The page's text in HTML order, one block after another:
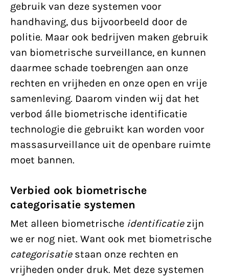
gebruik van deze systemen voor
handhaving, dus bijvoorbeeld door de
politie. Maar ook bedrijven maken gebruik
van biometrische surveillance, en kunnen
daarmee schade toebrengen aan onze
rechten en vrijheden en onze open en vrije
samenleving. Daarom vinden wij dat het
verbod álle biometrische identificatie
technologie die gebruikt kan worden voor
massasurveillance uit de openbare ruimte
moet bannen.
Verbied ook biometrische
categorisatie systemen
Met alleen biometrische identificatiezijn
we er nog niet. Want ook met biometrische
categorisatiestaan onze rechten en
vrijheden onder druk. Met deze systemen